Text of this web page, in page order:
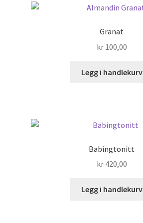
Granat
kr100,00
Legg i handlekurv
Babingtonitt
kr420,00
Legg i handlekurv